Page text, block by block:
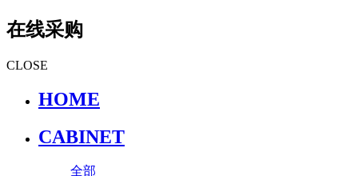
在线采购
CLOSE
HOME
CABINET
全部